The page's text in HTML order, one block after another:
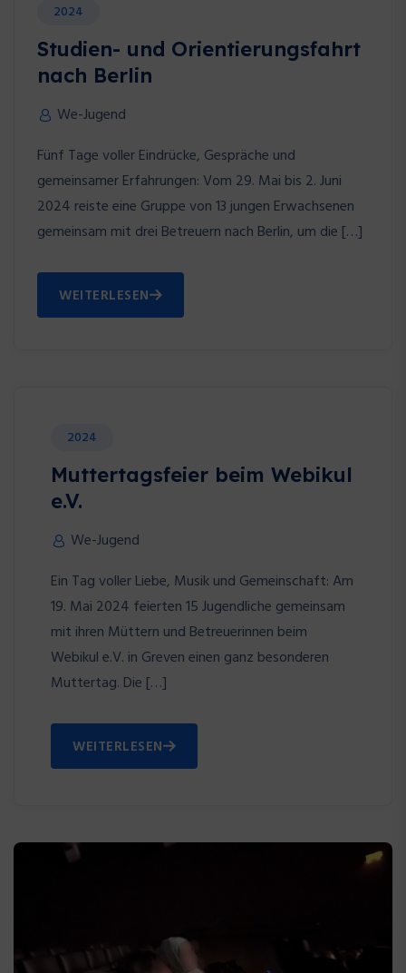
2024
Studien- und Orientierungsfahrt
nach Berlin
We-Jugend
Fünf Tage voller Eindrücke, Gespräche und
gemeinsamer Erfahrungen: Vom 29. Mai bis 2. Juni
2024 reiste eine Gruppe von 13 jungen Erwachsenen
gemeinsam mit drei Betreuern nach Berlin, um die […]
WEITERLESEN
2024
Muttertagsfeier beim Webikul
e.V.
We-Jugend
Ein Tag voller Liebe, Musik und Gemeinschaft: Am
19. Mai 2024 feierten 15 Jugendliche gemeinsam
mit ihren Müttern und Betreuerinnen beim
Webikul e.V. in Greven einen ganz besonderen
Muttertag. Die […]
WEITERLESEN